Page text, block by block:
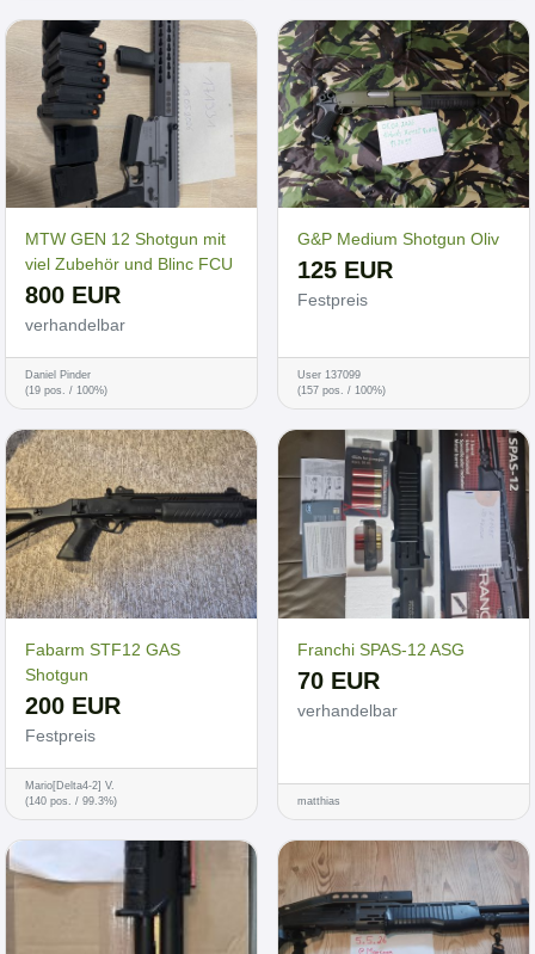
MTW GEN 12 Shotgun mit
viel Zubehör und Blinc FCU
800 EUR
verhandelbar
Daniel Pinder
(19 pos. / 100%)
G&P Medium Shotgun Oliv
125 EUR
Festpreis
User 137099
(157 pos. / 100%)
Fabarm STF12 GAS
Shotgun
200 EUR
Festpreis
Mario[Delta4-2] V.
(140 pos. / 99.3%)
Franchi SPAS-12 ASG
70 EUR
verhandelbar
matthias